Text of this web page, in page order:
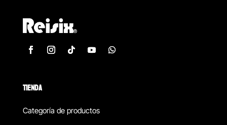
TIENDA
Categoría de productos